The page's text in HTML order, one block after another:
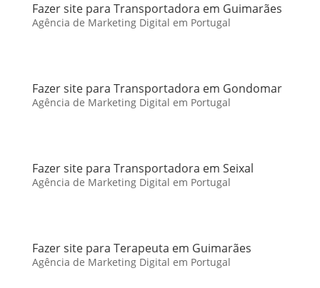
Fazer site para Transportadora em Guimarães
Agência de Marketing Digital em Portugal
Fazer site para Transportadora em Gondomar
Agência de Marketing Digital em Portugal
Fazer site para Transportadora em Seixal
Agência de Marketing Digital em Portugal
Fazer site para Terapeuta em Guimarães
Agência de Marketing Digital em Portugal